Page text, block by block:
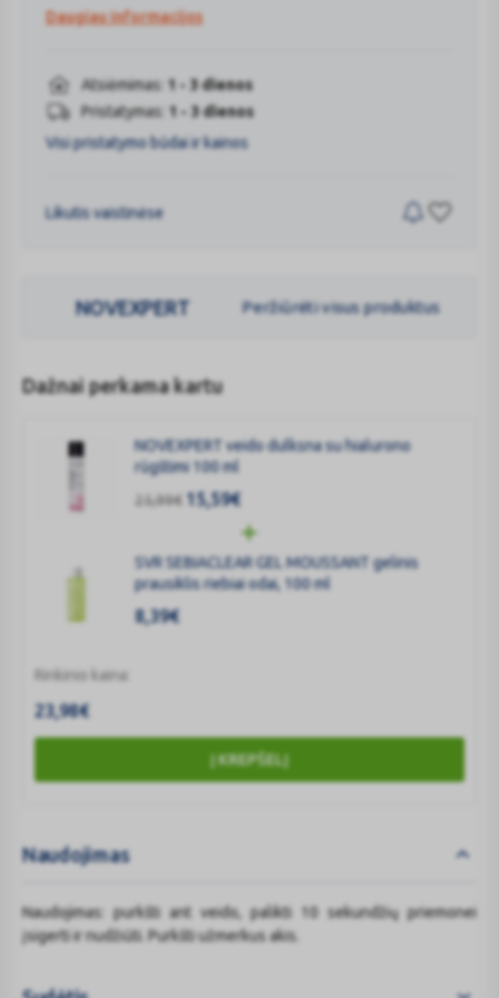
skaičius ribotas. Dovana nepridedama pasirinkus prekių
pristatymą per 1 h.
Daugiau informacijos
Atsiėmimas: 1 - 3 dienos
Pristatymas: 1 - 3 dienos
Visi pristatymo būdai ir kainos
Likutis vaistinėse
NOVEXPERT Peržiūrėti visus produktus
Dažnai perkama kartu
NOVEXPERT veido dulksna su hialurono
rūgštimi 100 ml
25,99€ 15,59€
SVR SEBIACLEAR GEL MOUSSANT gelinis
prausiklis riebiai odai, 100 ml
8,39€
Rinkinio kaina:
23,98€
Į KREPŠELĮ
Naudojimas
Naudojimas: purkšti ant veido, palikti 10 sekundžių priemonei
įsigerti ir nudžiūti. Purkšti užmerkus akis.